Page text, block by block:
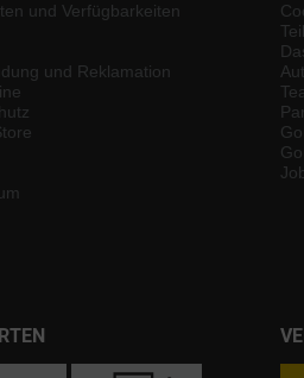
und Verfügbarkeiten
und Reklamation